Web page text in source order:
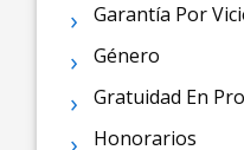
Garantía Por
Género
Gratuidad En
Honorarios